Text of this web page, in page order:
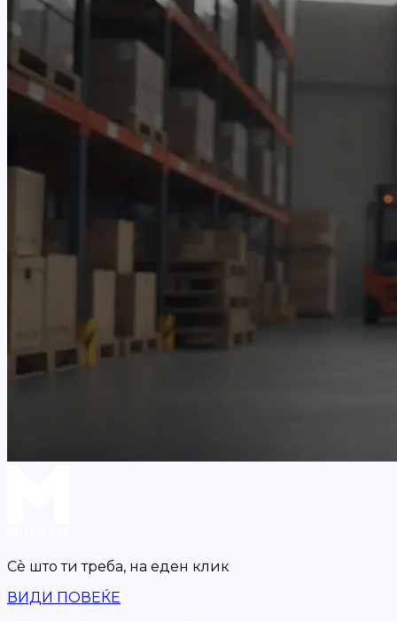
Сè што ти треба, на еден клик
ВИДИ ПОВЕЌЕ